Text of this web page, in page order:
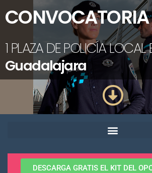
CONVOCATORIA
1 PLAZA DE POLICÍA LOCAL
Guadalajara
DESCARGA GRATIS EL KIT DEL